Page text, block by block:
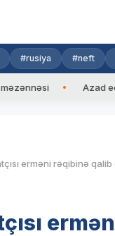
#rusiya #neft
Azad edilmiş
erməni rəqibinə qalib